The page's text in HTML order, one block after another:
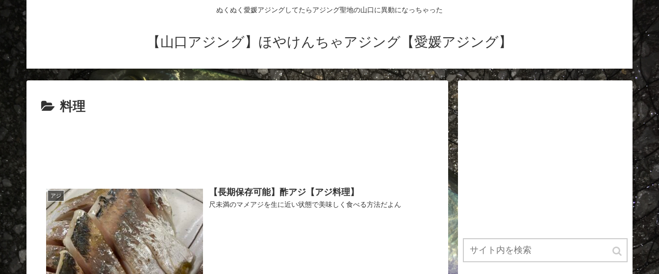
ぬくぬく愛媛アジングしてたらアジング聖地の山口に異動になっちゃった
【山口アジング】ほやけんちゃアジング【愛媛アジング】
料理
アジ 【長期保存可能】酢アジ【アジ料理】
尺未満のマメアジを生に近い状態で美味しく食べる方法だよん